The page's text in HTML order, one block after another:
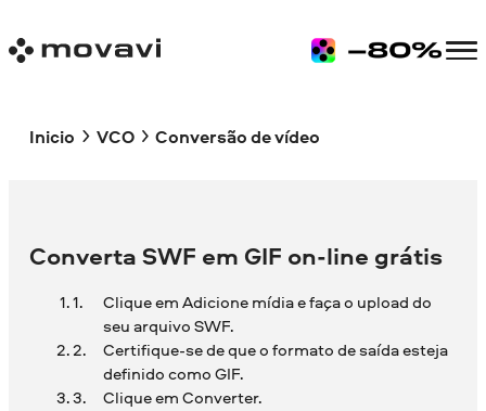
Inicio VCO Conversão de vídeo
Converta SWF em GIF on-line grátis
Clique em Adicione mídia e faça o upload do
seu arquivo SWF.
Certifique-se de que o formato de saída esteja
definido como GIF.
Clique em Converter.